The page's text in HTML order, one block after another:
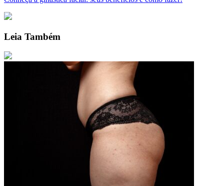
Leia Também